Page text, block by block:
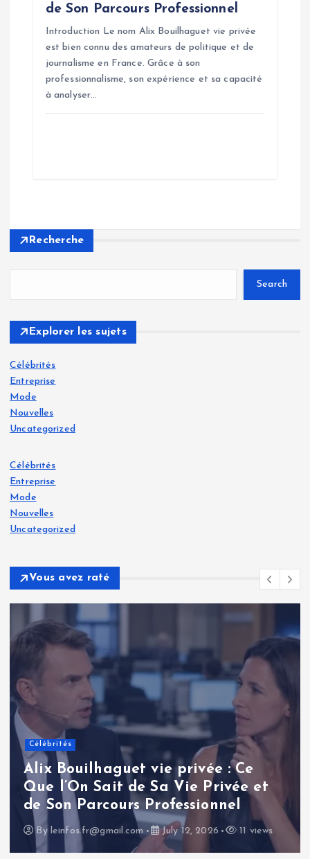
de Son Parcours Professionnel
Introduction Le nom Alix Bouilhaguet vie privée
est bien connu des amateurs de politique et de
journalisme en France. Grâce à son
professionnalisme, son expérience et sa capacité
à analyser…
Recherche
Search
Explorer les sujets
Célébrités
Entreprise
Mode
Nouvelles
Uncategorized
Célébrités
Entreprise
Mode
Nouvelles
Uncategorized
Vous avez raté
Célébrités
Renaud Pila : une analyse
approfondie de la carrière et de
l’influence d’un journaliste
politique français
Byleinfos.fr@gmail.com July 11, 2026 14 views